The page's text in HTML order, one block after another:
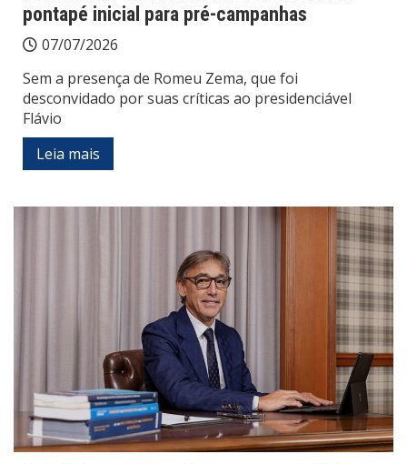
pontapé inicial para pré-campanhas
07/07/2026
Sem a presença de Romeu Zema, que foi
desconvidado por suas críticas ao presidenciável
Flávio
Leia mais